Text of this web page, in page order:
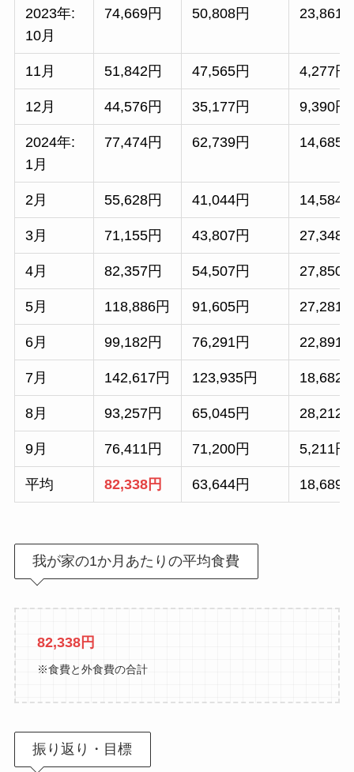
2023年:
10月
74,669円 50,808円 23,861
11月 51,842円 47,565円 4,277円
12月 44,576円 35,177円 9,390円
2024年:
1月
77,474円 62,739円 14,685
2月 55,628円 41,044円 14,584
3月 71,155円 43,807円 27,348
4月 82,357円 54,507円 27,850
5月 118,886円 91,605円 27,281
6月 99,182円 76,291円 22,891
7月 142,617円 123,935円 18,682
8月 93,257円 65,045円 28,212
9月 76,411円 71,200円 5,211円
平均 82,338円 63,644円 18,689
我が家の1か月あたりの平均食費
82,338円
※食費と外食費の合計
振り返り・目標